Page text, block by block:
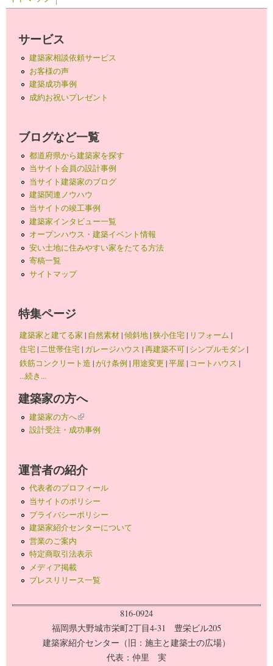
サービス
建築家相談依頼サービス
お客様の声
建築成功事例
成約お祝いプレゼント
ブログなど一覧
都道府県から建築家を探す
当サイト会員の設計事例
当サイト建築家のブログ
建築関連ノウハウ
当サイトの竣工事例
建築家インタビュー一覧
オープンハウス・建築イベント情報
安い土地に住みやすい家をたてる方法
寄稿一覧
サイトマップ
特集ページ
建築家と建てる家 | 自然素材|傾斜地|狭小住宅| リフォーム |
住宅|二世帯住宅| ガレージハウス |再建築不可| シンプルモダン |
鉄筋コンクリート造 |がけ条例 | 用途変更 |平屋 | コートハウス |
...続き...
建築家の方へ
建築家の方へ(link is external)
設計受注・成功事例
運営者の紹介
代表者のプロフィール
当サイトのポリシー
プライバシーポリシー
建築家紹介センターについて
営業のご案内
特定商取引法表示
メディア掲載
プレスリリース一覧
816-0924
福岡県大野城市栄町2丁目4-31 豊栄ビル205
建築家紹介センター（旧：施主と建築士の広場）
代表：仲里 実